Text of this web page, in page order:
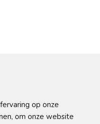
op onze
om onze website